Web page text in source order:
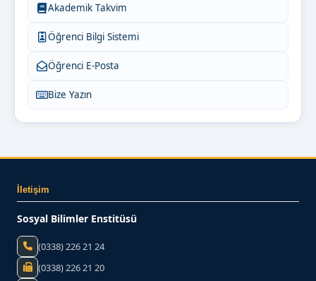
Akademik Takvim
Öğrenci Bilgi Sistemi
Öğrenci E-Posta
Bize Yazın
İletişim
Sosyal Bilimler Enstitüsü
(0338) 226 21 24
(0338) 226 21 20